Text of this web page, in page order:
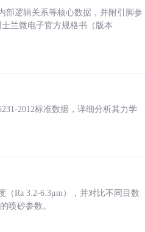
部逻辑关系等核心数据，并附引脚参
兰微电子官方规格书（版本
2012标准数据，详细分析其力学
Ra 3.2-6.3μm），并对比不同目数
喷砂参数。